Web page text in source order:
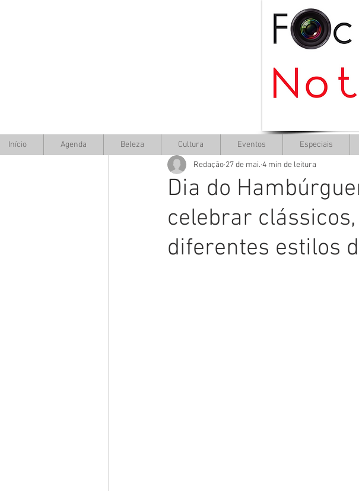
Dia do
celebrar
diferentes estilos
Redação 27 de mai. 4 min de leitura
Início Agenda Beleza Cultura Eventos Especiais